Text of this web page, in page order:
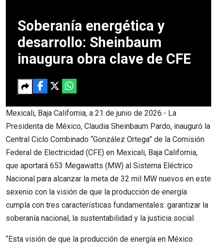
Soberanía energética y
desarrollo: Sheinbaum
inaugura obra clave de CFE
Mexicali, Baja California, a 21 de junio de 2026.- La
Presidenta de México, Claudia Sheinbaum Pardo, inauguró la
Central Ciclo Combinado “González Ortega” de la Comisión
Federal de Electricidad (CFE) en Mexicali, Baja California,
que aportará 653 Megawatts (MW) al Sistema Eléctrico
Nacional para alcanzar la meta de 32 mil MW nuevos en este
sexenio con la visión de que la producción de energía
cumpla con tres características fundamentales: garantizar la
soberanía nacional, la sustentabilidad y la justicia social.
“Esta visión de que la producción de energía en México